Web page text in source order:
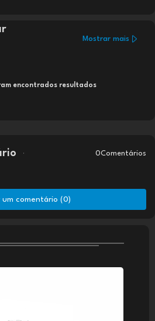
Mostrar mais
encontrados resultados
0Comentários
um comentário (0)